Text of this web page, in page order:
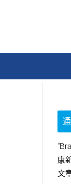
康
文